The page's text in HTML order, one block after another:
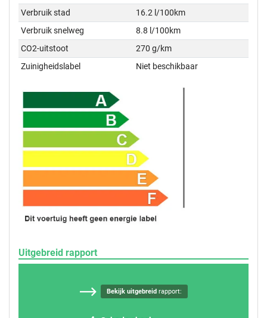
Verbruik stad
16.2 l/100km
Verbruik snelweg
8.8 l/100km
CO2-uitstoot
270 g/km
Zuinigheidslabel
Niet beschikbaar
Uitgebreid rapport
Bekijk uitgebreidrapport: